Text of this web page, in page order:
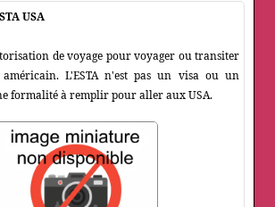
USA
de voyage pour voyager ou transiter
L'ESTA n'est pas un visa ou un
formalité à remplir pour aller aux USA.